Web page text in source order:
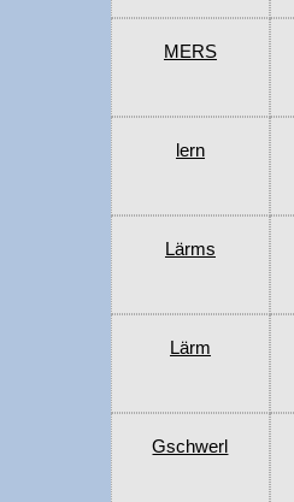
MERS
lern
Lärms
Lärm
Gschwerl